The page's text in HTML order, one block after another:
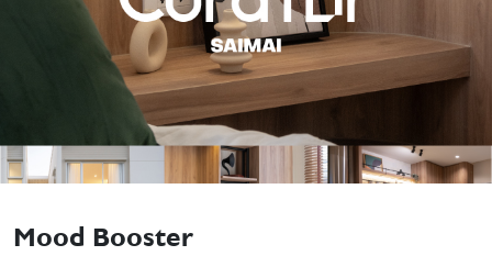
Mood Booster